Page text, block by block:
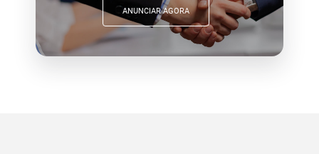
ANUNCIAR AGORA